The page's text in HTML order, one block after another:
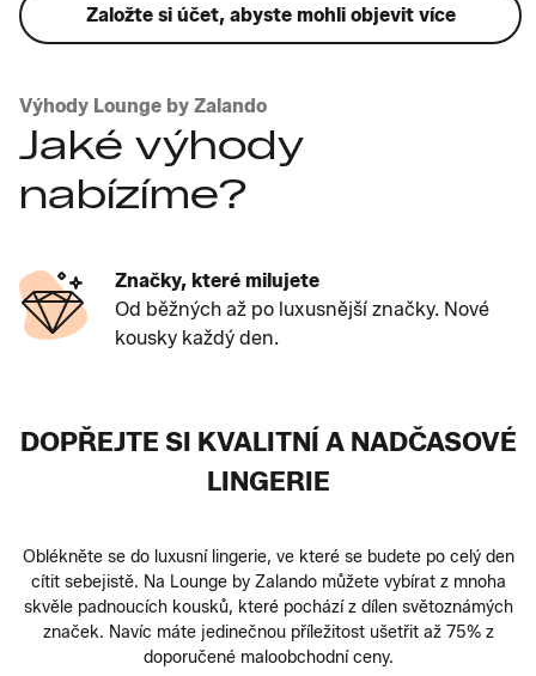
Založte si účet, abyste mohli objevit více
Výhody Lounge by Zalando
Jaké výhody
nabízíme?
Značky, které milujete
Od běžných až po luxusnější značky. Nové
kousky každý den.
DOPŘEJTE SI KVALITNÍ A NADČASOVÉ
LINGERIE
Oblékněte se do luxusní lingerie, ve které se budete po celý den
cítit sebejistě. Na Lounge by Zalando můžete vybírat z mnoha
skvěle padnoucích kousků, které pochází z dílen světoznámých
značek. Navíc máte jedinečnou příležitost ušetřit až 75% z
doporučené maloobchodní ceny.